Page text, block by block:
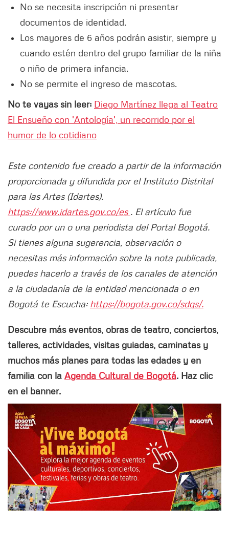
No se necesita inscripción ni presentar
documentos de identidad.
Los mayores de 6 años podrán asistir, siempre y
cuando estén dentro del grupo familiar de la niña
o niño de primera infancia.
No se permite el ingreso de mascotas.
No te vayas sin leer: Diego Martínez llega al Teatro
El Ensueño con 'Antología', un recorrido por el
humor de lo cotidiano
Este contenido fue creado a partir de la información
proporcionada y difundida por el Instituto Distrital
para las Artes (Idartes).
https://www.idartes.gov.co/es . El artículo fue
curado por un o una periodista del Portal Bogotá.
Si tienes alguna sugerencia, observación o
necesitas más información sobre la nota publicada,
puedes hacerlo a través de los canales de atención
a la ciudadanía de la entidad mencionada o en
Bogotá te Escucha: https://bogota.gov.co/sdqs/.
Descubre más eventos, obras de teatro, conciertos,
talleres, actividades, visitas guiadas, caminatas y
muchos más planes para todas las edades y en
familia con la Agenda Cultural de Bogotá. Haz clic
en el banner.